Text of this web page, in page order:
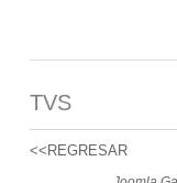
TVS
<<REGRESAR